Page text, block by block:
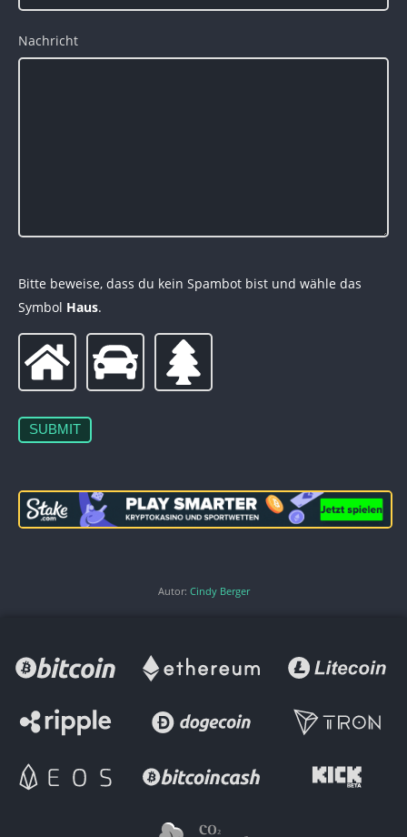
Nachricht
Bitte beweise, dass du kein Spambot bist und wähle das
Symbol Haus.
Autor: Cindy Berger